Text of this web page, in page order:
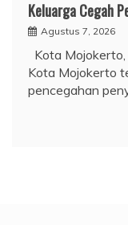
Keluarga Cegah
Agustus 7, 2026
Kota
Kota Mojokerto
pencegahan